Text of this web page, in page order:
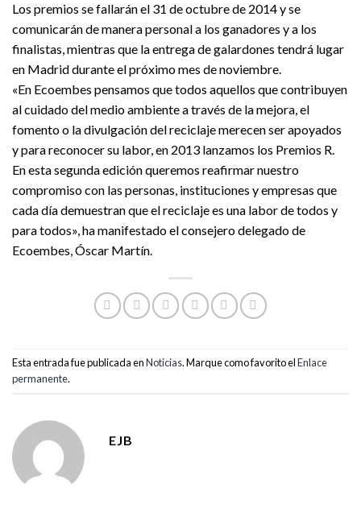
Los premios se fallarán el 31 de octubre de 2014 y se
comunicarán de manera personal a los ganadores y a los
finalistas, mientras que la entrega de galardones tendrá lugar
en Madrid durante el próximo mes de noviembre.
«En Ecoembes pensamos que todos aquellos que contribuyen
al cuidado del medio ambiente a través de la mejora, el
fomento o la divulgación del reciclaje merecen ser apoyados
y para reconocer su labor, en 2013 lanzamos los Premios R.
En esta segunda edición queremos reafirmar nuestro
compromiso con las personas, instituciones y empresas que
cada día demuestran que el reciclaje es una labor de todos y
para todos», ha manifestado el consejero delegado de
Ecoembes, Óscar Martín.
Esta entrada fue publicada enNoticias. Marque como favorito elEnlace
permanente.
EJB